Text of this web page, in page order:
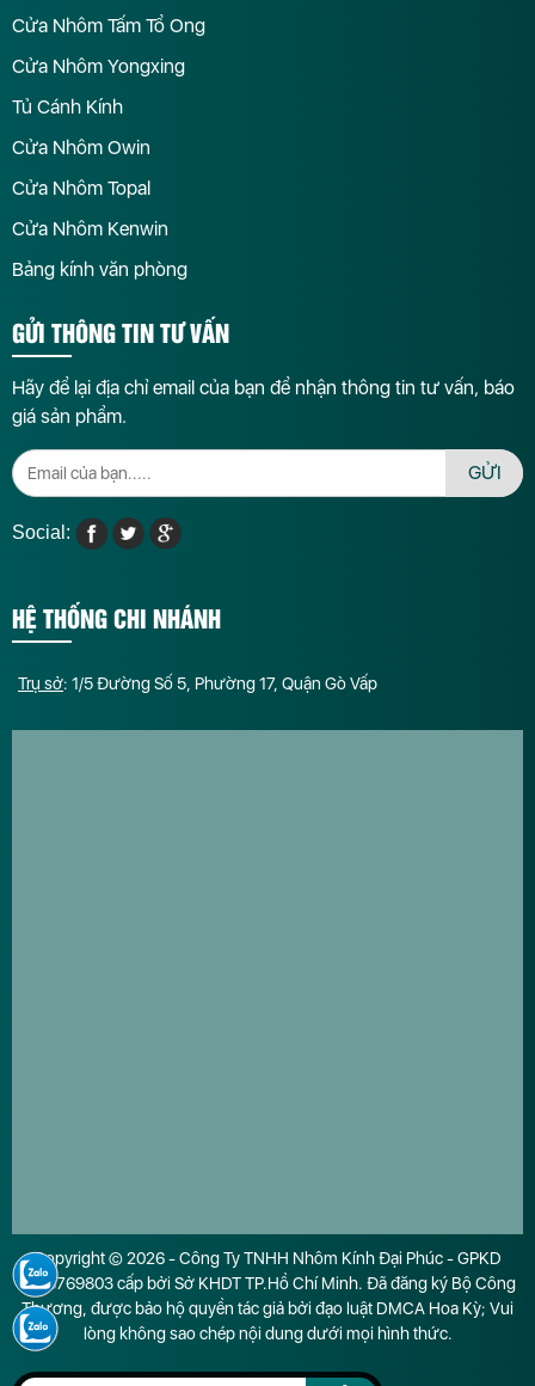
Cửa Nhôm Tấm Tổ Ong
Cửa Nhôm Yongxing
Tủ Cánh Kính
Cửa Nhôm Owin
Cửa Nhôm Topal
Cửa Nhôm Kenwin
Bảng kính văn phòng
GỬI THÔNG TIN TƯ VẤN
Hãy để lại địa chỉ email của bạn để nhận thông tin tư vấn, báo
giá sản phẩm.
GỬI
Social:
HỆ THỐNG CHI NHÁNH
Trụ sở: 1/5 Đường Số 5, Phường 17, Quận Gò Vấp
Copyright © 2026 - Công Ty TNHH Nhôm Kính Đại Phúc - GPKD
0316769803 cấp bởi Sở KHDT TP.Hồ Chí Minh. Đã đăng ký Bộ Công
Thương, được bảo hộ quyền tác giả bởi đạo luật DMCA Hoa Kỳ; Vui
lòng không sao chép nội dung dưới mọi hình thức.